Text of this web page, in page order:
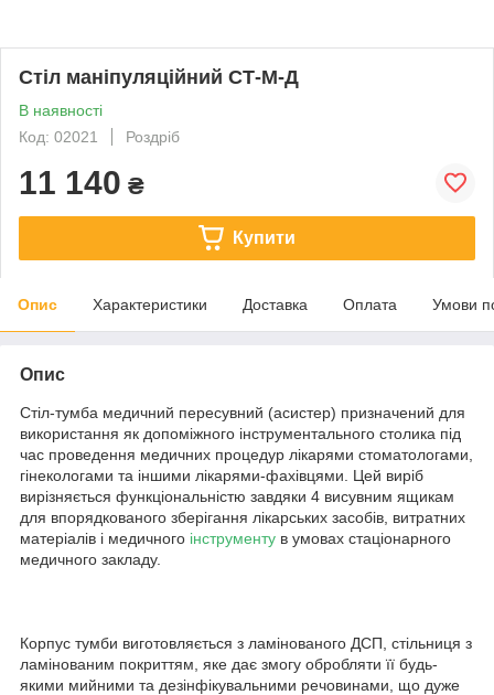
Стіл маніпуляційний СТ-М-Д
В наявності
Код: 02021
Роздріб
11 140 ₴
Купити
Опис Характеристики Доставка Оплата Умови
Опис
Стіл-тумба медичний пересувний (асистер) призначений для
використання як допоміжного інструментального столика під
час проведення медичних процедур лікарями стоматологами,
гінекологами та іншими лікарями-фахівцями. Цей виріб
вирізняється функціональністю завдяки 4 висувним ящикам
для впорядкованого зберігання лікарських засобів, витратних
матеріалів і медичного інструменту в умовах стаціонарного
медичного закладу.
Корпус тумби виготовляється з ламінованого ДСП, стільниця з
ламінованим покриттям, яке дає змогу обробляти її будь-
якими мийними та дезінфікувальними речовинами, що дуже